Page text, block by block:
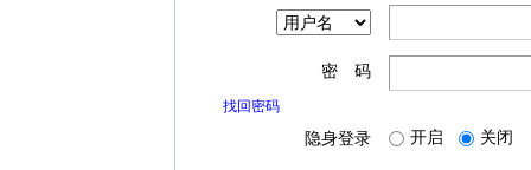
密 码
找回密码
隐身登录 开启 关闭